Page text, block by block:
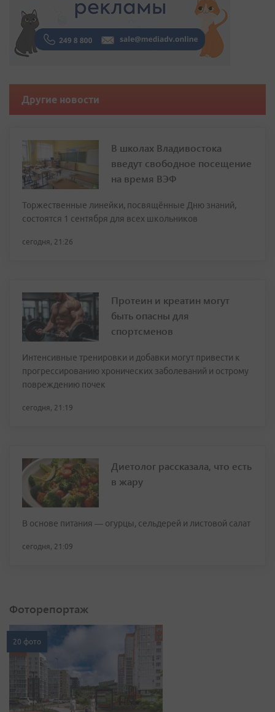
Другие новости
В школах Владивостока
введут свободное посещение
на время ВЭФ
Торжественные линейки, посвящённые Дню знаний,
состоятся 1 сентября для всех школьников
сегодня, 21:26
Протеин и креатин могут
быть опасны для
спортсменов
Интенсивные тренировки и добавки могут привести к
прогрессированию хронических заболеваний и острому
повреждению почек
сегодня, 21:19
Диетолог рассказала, что есть
в жару
В основе питания — огурцы, сельдерей и листовой салат
сегодня, 21:09
Фоторепортаж
20 фото